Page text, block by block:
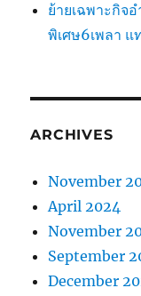
ย้ายเฉพาะกิจ
พิเศษ6เพลา แ
ARCHIVES
November
April 2024
November
September
December